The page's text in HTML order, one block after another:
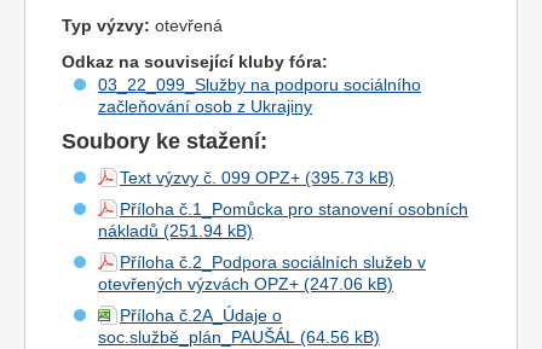
Typ výzvy: otevřená
Odkaz na související kluby fóra:
03_22_099_Služby na podporu sociálního
začleňování osob z Ukrajiny
Soubory ke stažení:
Text výzvy č. 099 OPZ+
Příloha č.1_Pomůcka pro stanovení osobních
nákladů
Příloha č.2_Podpora sociálních služeb v
otevřených výzvách OPZ+
Příloha č.2A_Údaje o
soc.službě_plán_PAUŠÁL